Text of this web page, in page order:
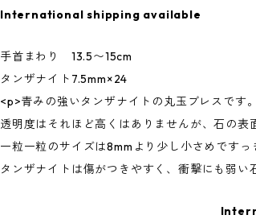
International shipping available
手首まわり 13.5〜15cm
タンザナイト7.5mm×24
<p>青みの強いタンザナイトの丸玉ブレスです。
透明度はそれほど高くはありませんが、石の表
一粒一粒のサイズは8mmより少し小さめですっ
タンザナイトは傷がつきやすく、衝撃にも弱い